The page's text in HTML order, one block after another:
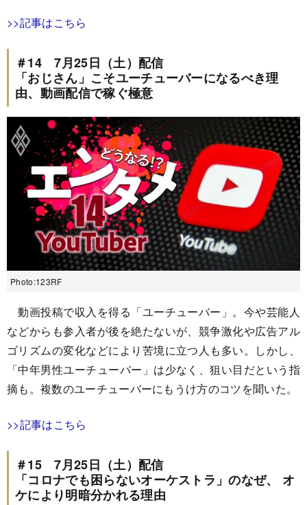
>>記事はこちら
＃14 7月25日（土）配信
「おじさん」こそユーチューバーになるべき理
由、動画配信で稼ぐ極意
Photo:123RF
動画投稿で収入を得る「ユーチューバー」。今や芸能人
などからも参入者が後を絶たないが、競争激化や広告アル
ゴリズムの変化などにより苦境に立つ人も多い。しかし、
「中年男性ユーチューバー」は少なく、狙い目だという指
摘も。複数のユーチューバーにもうけ方のコツを聞いた。
>>記事はこちら
＃15 7月25日（土）配信
「コロナでも困らないオーケストラ」のなぜ、 オ
ケにより明暗分かれる理由